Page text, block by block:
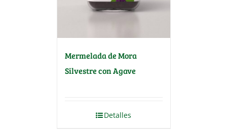
Mermelada de Mora
Silvestre con Agave
Detalles